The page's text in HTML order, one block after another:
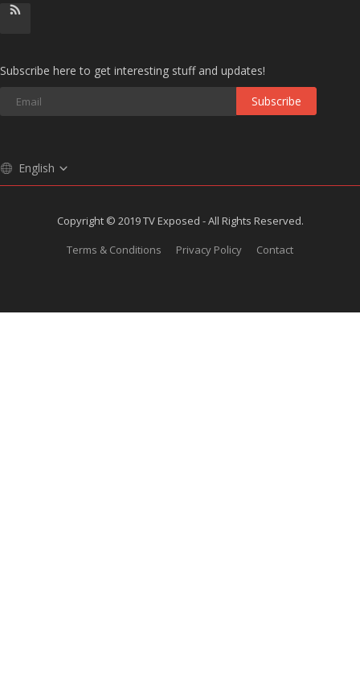
Subscribe here to get interesting stuff and updates!
Subscribe
English
Copyright © 2019 TV Exposed - All Rights Reserved.
Terms & Conditions
Privacy Policy Contact